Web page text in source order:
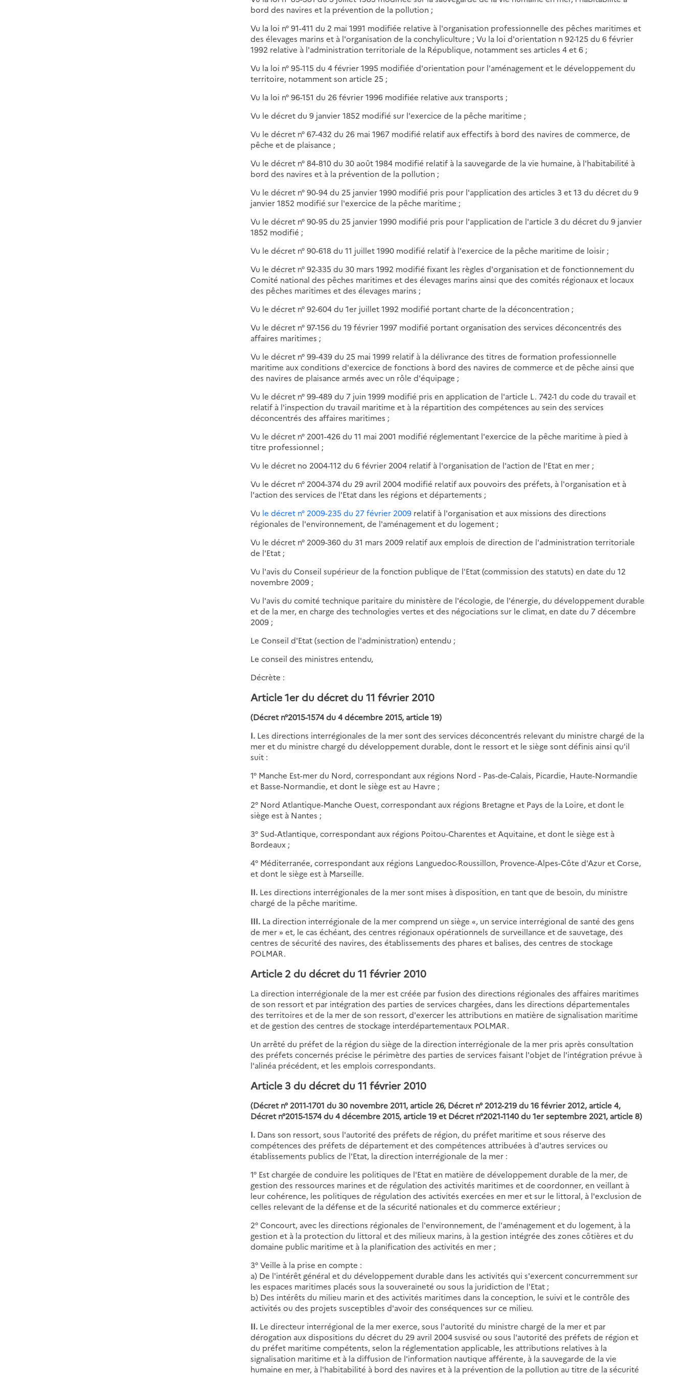
bord des navires et la prévention de la pollution ;
Vu la loi n° 91-411 du 2 mai 1991 modifiée relative à l'organisation professionnelle des pêches maritimes et
des élevages marins et à l'organisation de la conchyliculture ; Vu la loi d'orientation n 92-125 du 6 février
1992 relative à l'administration territoriale de la République, notamment ses articles 4 et 6 ;
Vu la loi n° 95-115 du 4 février 1995 modifiée d'orientation pour l'aménagement et le développement du
territoire, notamment son article 25 ;
Vu la loi n° 96-151 du 26 février 1996 modifiée relative aux transports ;
Vu le décret du 9 janvier 1852 modifié sur l'exercice de la pêche maritime ;
Vu le décret n° 67-432 du 26 mai 1967 modifié relatif aux effectifs à bord des navires de commerce, de
pêche et de plaisance ;
Vu le décret n° 84-810 du 30 août 1984 modifié relatif à la sauvegarde de la vie humaine, à l'habitabilité à
bord des navires et à la prévention de la pollution ;
Vu le décret n° 90-94 du 25 janvier 1990 modifié pris pour l'application des articles 3 et 13 du décret du 9
janvier 1852 modifié sur l'exercice de la pêche maritime ;
Vu le décret n° 90-95 du 25 janvier 1990 modifié pris pour l'application de l'article 3 du décret du 9 janvier
1852 modifié ;
Vu le décret n° 90-618 du 11 juillet 1990 modifié relatif à l'exercice de la pêche maritime de loisir ;
Vu le décret n° 92-335 du 30 mars 1992 modifié fixant les règles d'organisation et de fonctionnement du
Comité national des pêches maritimes et des élevages marins ainsi que des comités régionaux et locaux
des pêches maritimes et des élevages marins ;
Vu le décret n° 92-604 du 1er juillet 1992 modifié portant charte de la déconcentration ;
Vu le décret n° 97-156 du 19 février 1997 modifié portant organisation des services déconcentrés des
affaires maritimes ;
Vu le décret n° 99-439 du 25 mai 1999 relatif à la délivrance des titres de formation professionnelle
maritime aux conditions d'exercice de fonctions à bord des navires de commerce et de pêche ainsi que
des navires de plaisance armés avec un rôle d'équipage ;
Vu le décret n° 99-489 du 7 juin 1999 modifié pris en application de l'article L. 742-1 du code du travail et
relatif à l'inspection du travail maritime et à la répartition des compétences au sein des services
déconcentrés des affaires maritimes ;
Vu le décret n° 2001-426 du 11 mai 2001 modifié réglementant l'exercice de la pêche maritime à pied à
titre professionnel ;
Vu le décret no 2004-112 du 6 février 2004 relatif à l'organisation de l'action de l'Etat en mer ;
Vu le décret n° 2004-374 du 29 avril 2004 modifié relatif aux pouvoirs des préfets, à l'organisation et à
l'action des services de l'Etat dans les régions et départements ;
Vu le décret n° 2009-235 du 27 février 2009 relatif à l'organisation et aux missions des directions
régionales de l'environnement, de l'aménagement et du logement ;
Vu le décret n° 2009-360 du 31 mars 2009 relatif aux emplois de direction de l'administration territoriale
de l'Etat ;
Vu l'avis du Conseil supérieur de la fonction publique de l'Etat (commission des statuts) en date du 12
novembre 2009 ;
Vu l'avis du comité technique paritaire du ministère de l'écologie, de l'énergie, du développement durable
et de la mer, en charge des technologies vertes et des négociations sur le climat, en date du 7 décembre
2009 ;
Le Conseil d'Etat (section de l'administration) entendu ;
Le conseil des ministres entendu,
Décrète :
Article 1er du décret du 11 février 2010
(Décret n°2015-1574 du 4 décembre 2015, article 19)
I. Les directions interrégionales de la mer sont des services déconcentrés relevant du ministre chargé de la
mer et du ministre chargé du développement durable, dont le ressort et le siège sont définis ainsi qu'il
suit :
1° Manche Est-mer du Nord, correspondant aux régions Nord - Pas-de-Calais, Picardie, Haute-Normandie
et Basse-Normandie, et dont le siège est au Havre ;
2° Nord Atlantique-Manche Ouest, correspondant aux régions Bretagne et Pays de la Loire, et dont le
siège est à Nantes ;
3° Sud-Atlantique, correspondant aux régions Poitou-Charentes et Aquitaine, et dont le siège est à
Bordeaux ;
4° Méditerranée, correspondant aux régions Languedoc-Roussillon, Provence-Alpes-Côte d'Azur et Corse,
et dont le siège est à Marseille.
II. Les directions interrégionales de la mer sont mises à disposition, en tant que de besoin, du ministre
chargé de la pêche maritime.
III. La direction interrégionale de la mer comprend un siège «, un service interrégional de santé des gens
de mer » et, le cas échéant, des centres régionaux opérationnels de surveillance et de sauvetage, des
centres de sécurité des navires, des établissements des phares et balises, des centres de stockage
POLMAR.
Article 2 du décret du 11 février 2010
La direction interrégionale de la mer est créée par fusion des directions régionales des affaires maritimes
de son ressort et par intégration des parties de services chargées, dans les directions départementales
des territoires et de la mer de son ressort, d'exercer les attributions en matière de signalisation maritime
et de gestion des centres de stockage interdépartementaux POLMAR.
Un arrêté du préfet de la région du siège de la direction interrégionale de la mer pris après consultation
des préfets concernés précise le périmètre des parties de services faisant l'objet de l'intégration prévue à
l'alinéa précédent, et les emplois correspondants.
Article 3 du décret du 11 février 2010
(Décret n° 2011-1701 du 30 novembre 2011, article 26, Décret n° 2012-219 du 16 février 2012, article 4,
Décret n°2015-1574 du 4 décembre 2015, article 19 et Décret n°2021-1140 du 1er septembre 2021, article 8)
I. Dans son ressort, sous l'autorité des préfets de région, du préfet maritime et sous réserve des
compétences des préfets de département et des compétences attribuées à d'autres services ou
établissements publics de l'Etat, la direction interrégionale de la mer :
1° Est chargée de conduire les politiques de l'Etat en matière de développement durable de la mer, de
gestion des ressources marines et de régulation des activités maritimes et de coordonner, en veillant à
leur cohérence, les politiques de régulation des activités exercées en mer et sur le littoral, à l'exclusion de
celles relevant de la défense et de la sécurité nationales et du commerce extérieur ;
2° Concourt, avec les directions régionales de l'environnement, de l'aménagement et du logement, à la
gestion et à la protection du littoral et des milieux marins, à la gestion intégrée des zones côtières et du
domaine public maritime et à la planification des activités en mer ;
3° Veille à la prise en compte :
a) De l'intérêt général et du développement durable dans les activités qui s'exercent concurremment sur
les espaces maritimes placés sous la souveraineté ou sous la juridiction de l'Etat ;
b) Des intérêts du milieu marin et des activités maritimes dans la conception, le suivi et le contrôle des
activités ou des projets susceptibles d'avoir des conséquences sur ce milieu.
II. Le directeur interrégional de la mer exerce, sous l'autorité du ministre chargé de la mer et par
dérogation aux dispositions du décret du 29 avril 2004 susvisé ou sous l'autorité des préfets de région et
du préfet maritime compétents, selon la réglementation applicable, les attributions relatives à la
signalisation maritime et à la diffusion de l'information nautique afférente, à la sauvegarde de la vie
humaine en mer, à l'habitabilité à bord des navires et à la prévention de la pollution au titre de la sécurité